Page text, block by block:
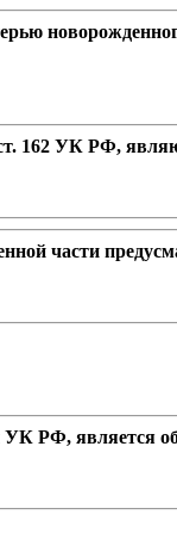
162 УК РФ,
части
РФ, является